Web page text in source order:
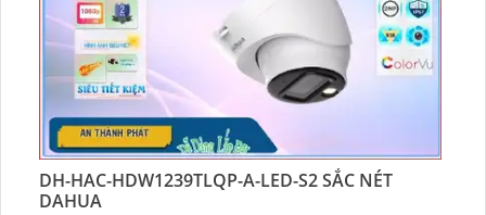
DH-HAC-HDW1239TLQP-A-LED-S2 SẮC NÉT
DAHUA